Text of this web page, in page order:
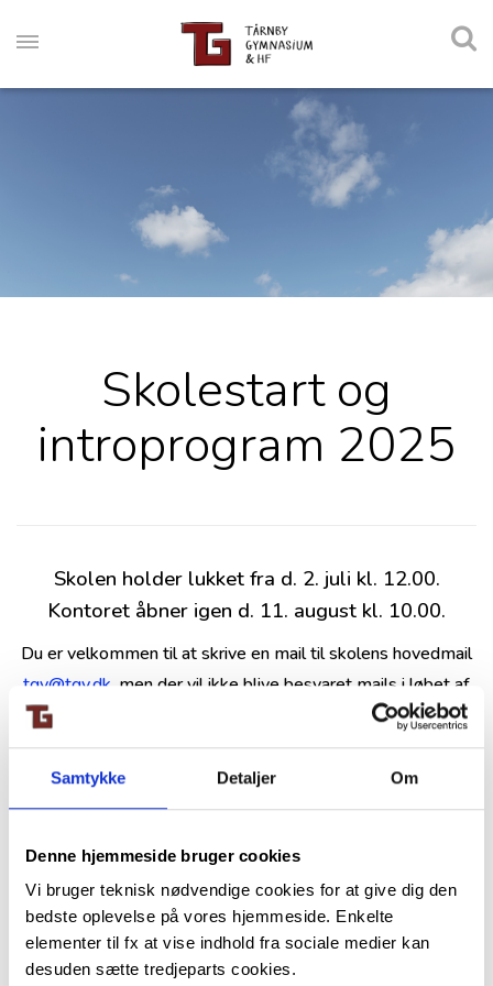
Samtykke Detaljer Om
Denne hjemmeside bruger cookies
Vi bruger teknisk nødvendige cookies for at give dig den
bedste oplevelse på vores hjemmeside. Enkelte
elementer til fx at vise indhold fra sociale medier kan
desuden sætte tredjeparts cookies.
Skolestart og
introprogram 2025
Skolen holder lukket fra d. 2. juli kl. 12.00.
Kontoret åbner igen d. 11. august kl. 10.00.
Du er velkommen til at skrive en mail til skolens hovedmail
tgy@tgy.dk , men der vil ikke blive besvaret mails i løbet af
sommerferien. Dette omfatter også henvendelser vedr.
mulighed for skoleskift.
Eleverne møder ind torsdag d. 14. august 2024.
8.00.
Alle nye 1. årselever elever kl. 9.00 –
introprogram for 1. årgang STX og HF
For at beskytte dine data og overholde